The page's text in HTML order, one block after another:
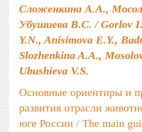
Сложенкина А.А.,
Убушиева В.С. / Gorlov
Y.N., Anisimova E.Y.,
Slozhenkina A.A.,
Ubushieva V.S.
Основные ориентиры и
развития отрасли
юге России / The main